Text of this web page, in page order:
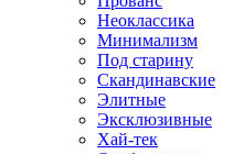
Неоклассика
Минимализм
Под старину
Скандинавские
Элитные
Эксклюзивные
Хай-тек